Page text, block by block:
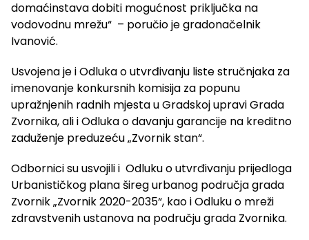
domaćinstava dobiti mogućnost priključka na
vodovodnu mrežu“ – poručio je gradonačelnik
Ivanović.
Usvojena je i Odluka o utvrđivanju liste stručnjaka za
imenovanje konkursnih komisija za popunu
upražnjenih radnih mjesta u Gradskoj upravi Grada
Zvornika, ali i Odluka o davanju garancije na kreditno
zaduženje preduzeću „Zvornik stan“.
Odbornici su usvojili i Odluku o utvrđivanju prijedloga
Urbanističkog plana šireg urbanog područja grada
Zvornik „Zvornik 2020-2035“, kao i Odluku o mreži
zdravstvenih ustanova na području grada Zvornika.